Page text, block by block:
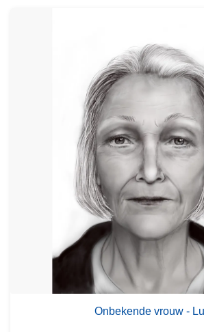
Onbekende vrouw -